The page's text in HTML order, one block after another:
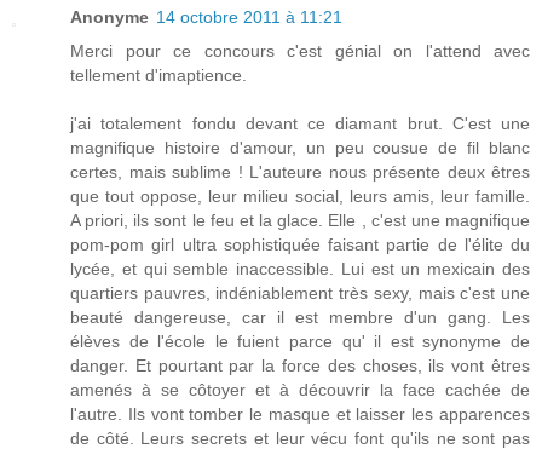
Anonyme 14 octobre 2011 à 11:21
Merci pour ce concours c'est génial on l'attend avec
tellement d'imaptience.
j'ai totalement fondu devant ce diamant brut. C'est une
magnifique histoire d'amour, un peu cousue de fil blanc
certes, mais sublime ! L'auteure nous présente deux êtres
que tout oppose, leur milieu social, leurs amis, leur famille.
A priori, ils sont le feu et la glace. Elle , c'est une magnifique
pom-pom girl ultra sophistiquée faisant partie de l'élite du
lycée, et qui semble inaccessible. Lui est un mexicain des
quartiers pauvres, indéniablement très sexy, mais c'est une
beauté dangereuse, car il est membre d'un gang. Les
élèves de l'école le fuient parce qu' il est synonyme de
danger. Et pourtant par la force des choses, ils vont êtres
amenés à se côtoyer et à découvrir la face cachée de
l'autre. Ils vont tomber le masque et laisser les apparences
de côté. Leurs secrets et leur vécu font qu'ils ne sont pas